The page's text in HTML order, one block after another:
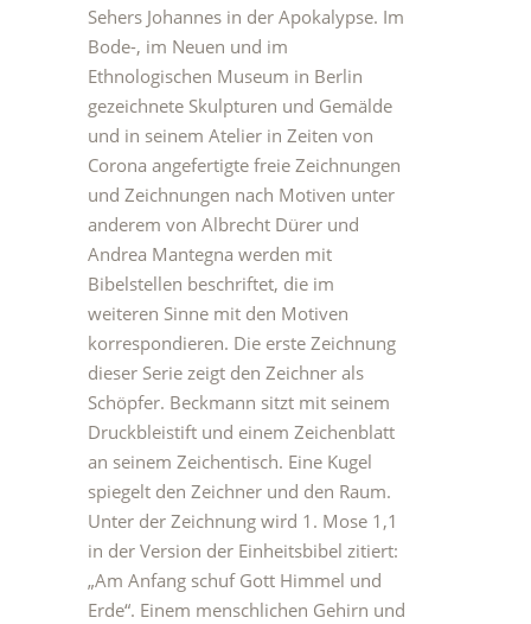
Sehers Johannes in der Apokalypse. Im
Bode-, im Neuen und im
Ethnologischen Museum in Berlin
gezeichnete Skulpturen und Gemälde
und in seinem Atelier in Zeiten von
Corona angefertigte freie Zeichnungen
und Zeichnungen nach Motiven unter
anderem von Albrecht Dürer und
Andrea Mantegna werden mit
Bibelstellen beschriftet, die im
weiteren Sinne mit den Motiven
korrespondieren. Die erste Zeichnung
dieser Serie zeigt den Zeichner als
Schöpfer. Beckmann sitzt mit seinem
Druckbleistift und einem Zeichenblatt
an seinem Zeichentisch. Eine Kugel
spiegelt den Zeichner und den Raum.
Unter der Zeichnung wird 1. Mose 1,1
in der Version der Einheitsbibel zitiert:
„Am Anfang schuf Gott Himmel und
Erde“. Einem menschlichen Gehirn und